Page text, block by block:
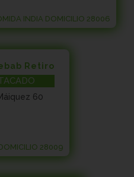
INDIA DOMICILIO 28006
Retiro
60
28009